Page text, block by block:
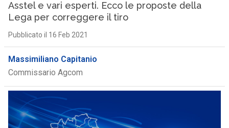
Asstel e vari esperti. Ecco le proposte della
Lega per correggere il tiro
Pubblicato il 16 Feb 2021
Massimiliano Capitanio
Commissario Agcom